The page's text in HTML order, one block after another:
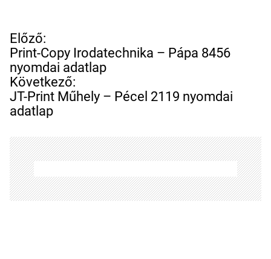
B
e
j
e
g
y
z
é
s
n
a
v
Előző:
Print-Copy Irodatechnika – Pápa 8456
nyomdai adatlap
Következő:
JT-Print Műhely – Pécel 2119 nyomdai
adatlap